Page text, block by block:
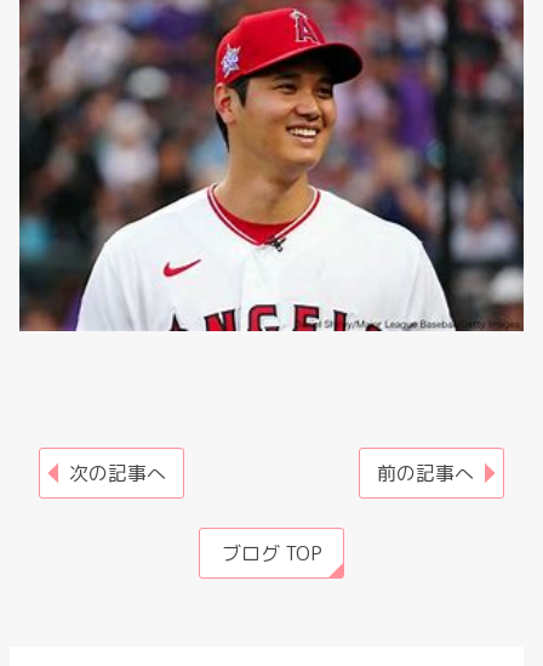
次の記事へ 前の記事へ
ブログ TOP